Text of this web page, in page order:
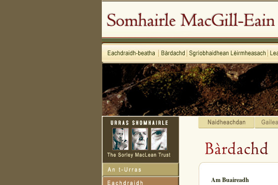
Am Buaireadh